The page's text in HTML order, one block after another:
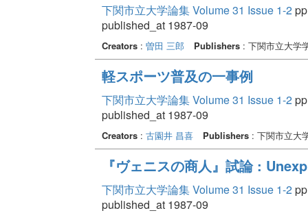
下関市立大学論集 Volume 31 Issue 1-2
published_at 1987-09
Creators: 曽田 三郎 Publishers: 下関市立大学
軽スポーツ普及の一事例
下関市立大学論集 Volume 31 Issue 1-2
published_at 1987-09
Creators: 古園井 昌喜 Publishers: 下関市立大
『ヴェニスの商人』試論 :
下関市立大学論集 Volume 31 Issue 1-2
published_at 1987-09